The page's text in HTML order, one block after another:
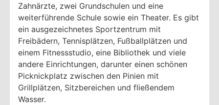
Zahnärzte, zwei Grundschulen und eine
weiterführende Schule sowie ein Theater. Es gibt
ein ausgezeichnetes Sportzentrum mit
Freibädern, Tennisplätzen, Fußballplätzen und
einem Fitnessstudio, eine Bibliothek und viele
andere Einrichtungen, darunter einen schönen
Picknickplatz zwischen den Pinien mit
Grillplätzen, Sitzbereichen und fließendem
Wasser.